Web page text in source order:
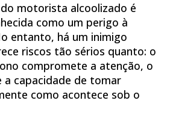
motorista alcoolizado é
como um perigo à
entanto, há um inimigo
riscos tão sérios quanto: o
compromete a atenção, o
a capacidade de tomar
como acontece sob o